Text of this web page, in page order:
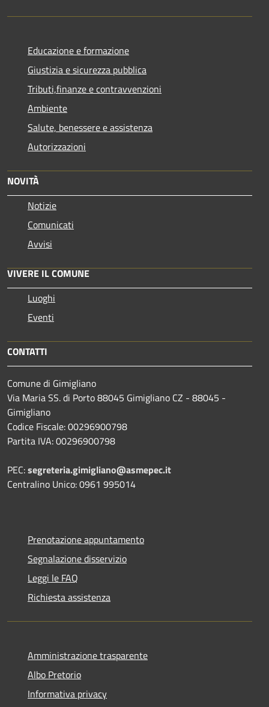
Educazione e formazione
Giustizia e sicurezza pubblica
Tributi,finanze e contravvenzioni
Ambiente
Salute, benessere e assistenza
Autorizzazioni
NOVITÀ
Notizie
Comunicati
Avvisi
VIVERE IL COMUNE
Luoghi
Eventi
CONTATTI
Comune di Gimigliano
Via Maria SS. di Porto 88045 Gimigliano CZ - 88045 -
Gimigliano
Codice Fiscale: 00296900798
Partita IVA: 00296900798
PEC:segreteria.gimigliano@asmepec.it
Centralino Unico: 0961 995014
Prenotazione appuntamento
Segnalazione disservizio
Leggi le FAQ
Richiesta assistenza
Amministrazione trasparente
Albo Pretorio
Informativa privacy